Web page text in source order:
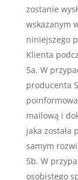
zostanie
wskazanym
niniejszego
Klienta
5a. W
producenta
mailową i
jaka została
samym
5b. W
osobistego